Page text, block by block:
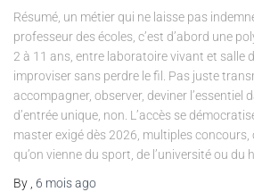
Résumé, un métier qui ne laisse pas
professeur des écoles, c’est d’abord une
2 à 11 ans, entre laboratoire vivant et salle
improviser sans perdre le fil. Pas juste
accompagner, observer, deviner l’essentiel
d’entrée unique, non. L’accès se
master exigé dès 2026, multiples concours,
qu’on vienne du sport, de l’université ou du
By , 6 moisago